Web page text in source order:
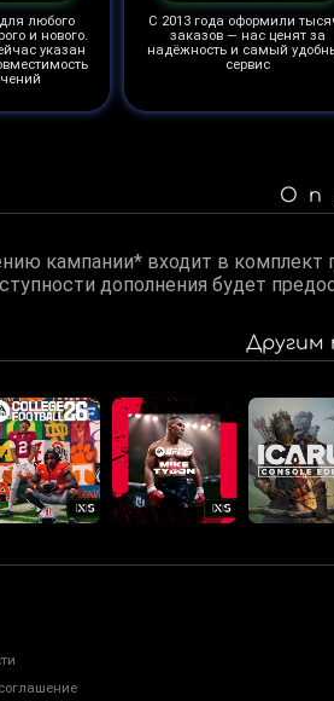
любого
и нового.
указан
С 2013 года оформили
заказов — нас ценят за
надёжность и самый
сервис
кампании* входит в комплект
дополнения будет
Другим